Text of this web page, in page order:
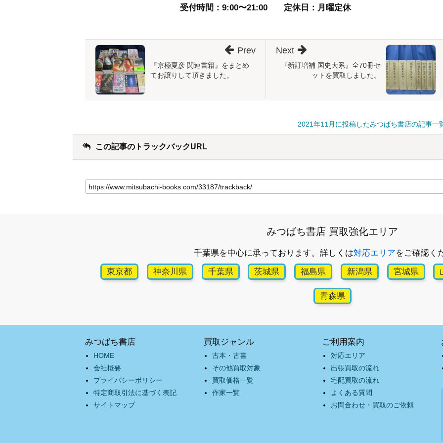
受付時間：9:00〜21:00 定休日：月曜定休
『新訂増補 国史大系』全70冊セ
ットを買取しました。
Next
『京極夏彦 関連書籍』をまとめ
てお譲りして頂きました。
Prev
2021年11月に投稿したみつばち書店の記事一
この記事のトラックバックURL
みつばち書店 買取強化エリア
千葉県を中心に承っております。詳しくは対応エリアをご確認く
東京都
神奈川県 千葉県 茨城県 福島県 新潟県 宮城県
青森県
みつばち書店
HOME
会社概要
プライバシーポリシー
特定商取引法に基づく表記
サイトマップ
買取ジャンル
古本・古書
その他買取対象
買取価格一覧
作家一覧
ご利用案内
対応エリア
出張買取の流れ
宅配買取の流れ
よくある質問
お問合わせ・買取のご依頼